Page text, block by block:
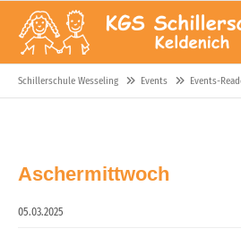
Schillerschule Wesseling Events Events-
Aschermittwoch
05.03.2025